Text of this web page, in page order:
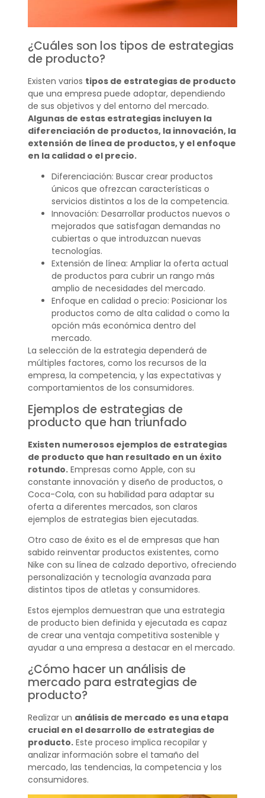
¿Cuáles son los tipos de estrategias
de producto?
Existen varios tipos de estrategias de producto
que una empresa puede adoptar, dependiendo
de sus objetivos y del entorno del mercado.
Algunas de estas estrategias incluyen la
diferenciación de productos, la innovación, la
extensión de línea de productos, y el enfoque
en la calidad o el precio.
Diferenciación: Buscar crear productos
únicos que ofrezcan características o
servicios distintos a los de la competencia.
Innovación: Desarrollar productos nuevos o
mejorados que satisfagan demandas no
cubiertas o que introduzcan nuevas
tecnologías.
Extensión de línea: Ampliar la oferta actual
de productos para cubrir un rango más
amplio de necesidades del mercado.
Enfoque en calidad o precio: Posicionar los
productos como de alta calidad o como la
opción más económica dentro del
mercado.
La selección de la estrategia dependerá de
múltiples factores, como los recursos de la
empresa, la competencia, y las expectativas y
comportamientos de los consumidores.
Ejemplos de estrategias de
producto que han triunfado
Existen numerosos ejemplos de estrategias
de producto que han resultado en un éxito
rotundo.Empresas como Apple, con su
constante innovación y diseño de productos, o
Coca-Cola, con su habilidad para adaptar su
oferta a diferentes mercados, son claros
ejemplos de estrategias bien ejecutadas.
Otro caso de éxito es el de empresas que han
sabido reinventar productos existentes, como
Nike con su línea de calzado deportivo, ofreciendo
personalización y tecnología avanzada para
distintos tipos de atletas y consumidores.
Estos ejemplos demuestran que una estrategia
de producto bien definida y ejecutada es capaz
de crear una ventaja competitiva sostenible y
ayudar a una empresa a destacar en el mercado.
¿Cómo hacer un análisis de
mercado para estrategias de
producto?
Realizar un análisis de mercado es una etapa
crucial en el desarrollo de estrategias de
producto.Este proceso implica recopilar y
analizar información sobre el tamaño del
mercado, las tendencias, la competencia y los
consumidores.